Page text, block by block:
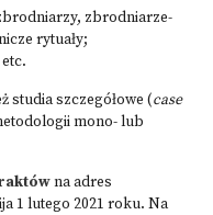
zbrodniarze-
rytuały;
studia szczegółowe (case
mono- lub
na adres
1 lutego 2021 roku. Na